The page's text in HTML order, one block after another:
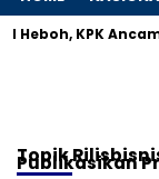
KPK
Topik
Publikasikan